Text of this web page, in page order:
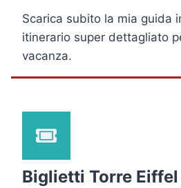
Scarica subito la mia guida
itinerario super dettagliato
vacanza.
Biglietti Torre Eiffel